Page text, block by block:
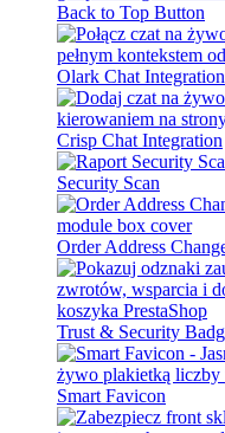
Back to Top Button
Olark Chat Integration
Crisp Chat Integration
Security Scan
Order Address
Trust & Security
Smart Favicon